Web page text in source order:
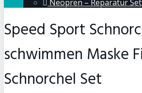
Neopren – Reparatur Set
Speed Sport
schwimmen Maske
Schnorchel Set